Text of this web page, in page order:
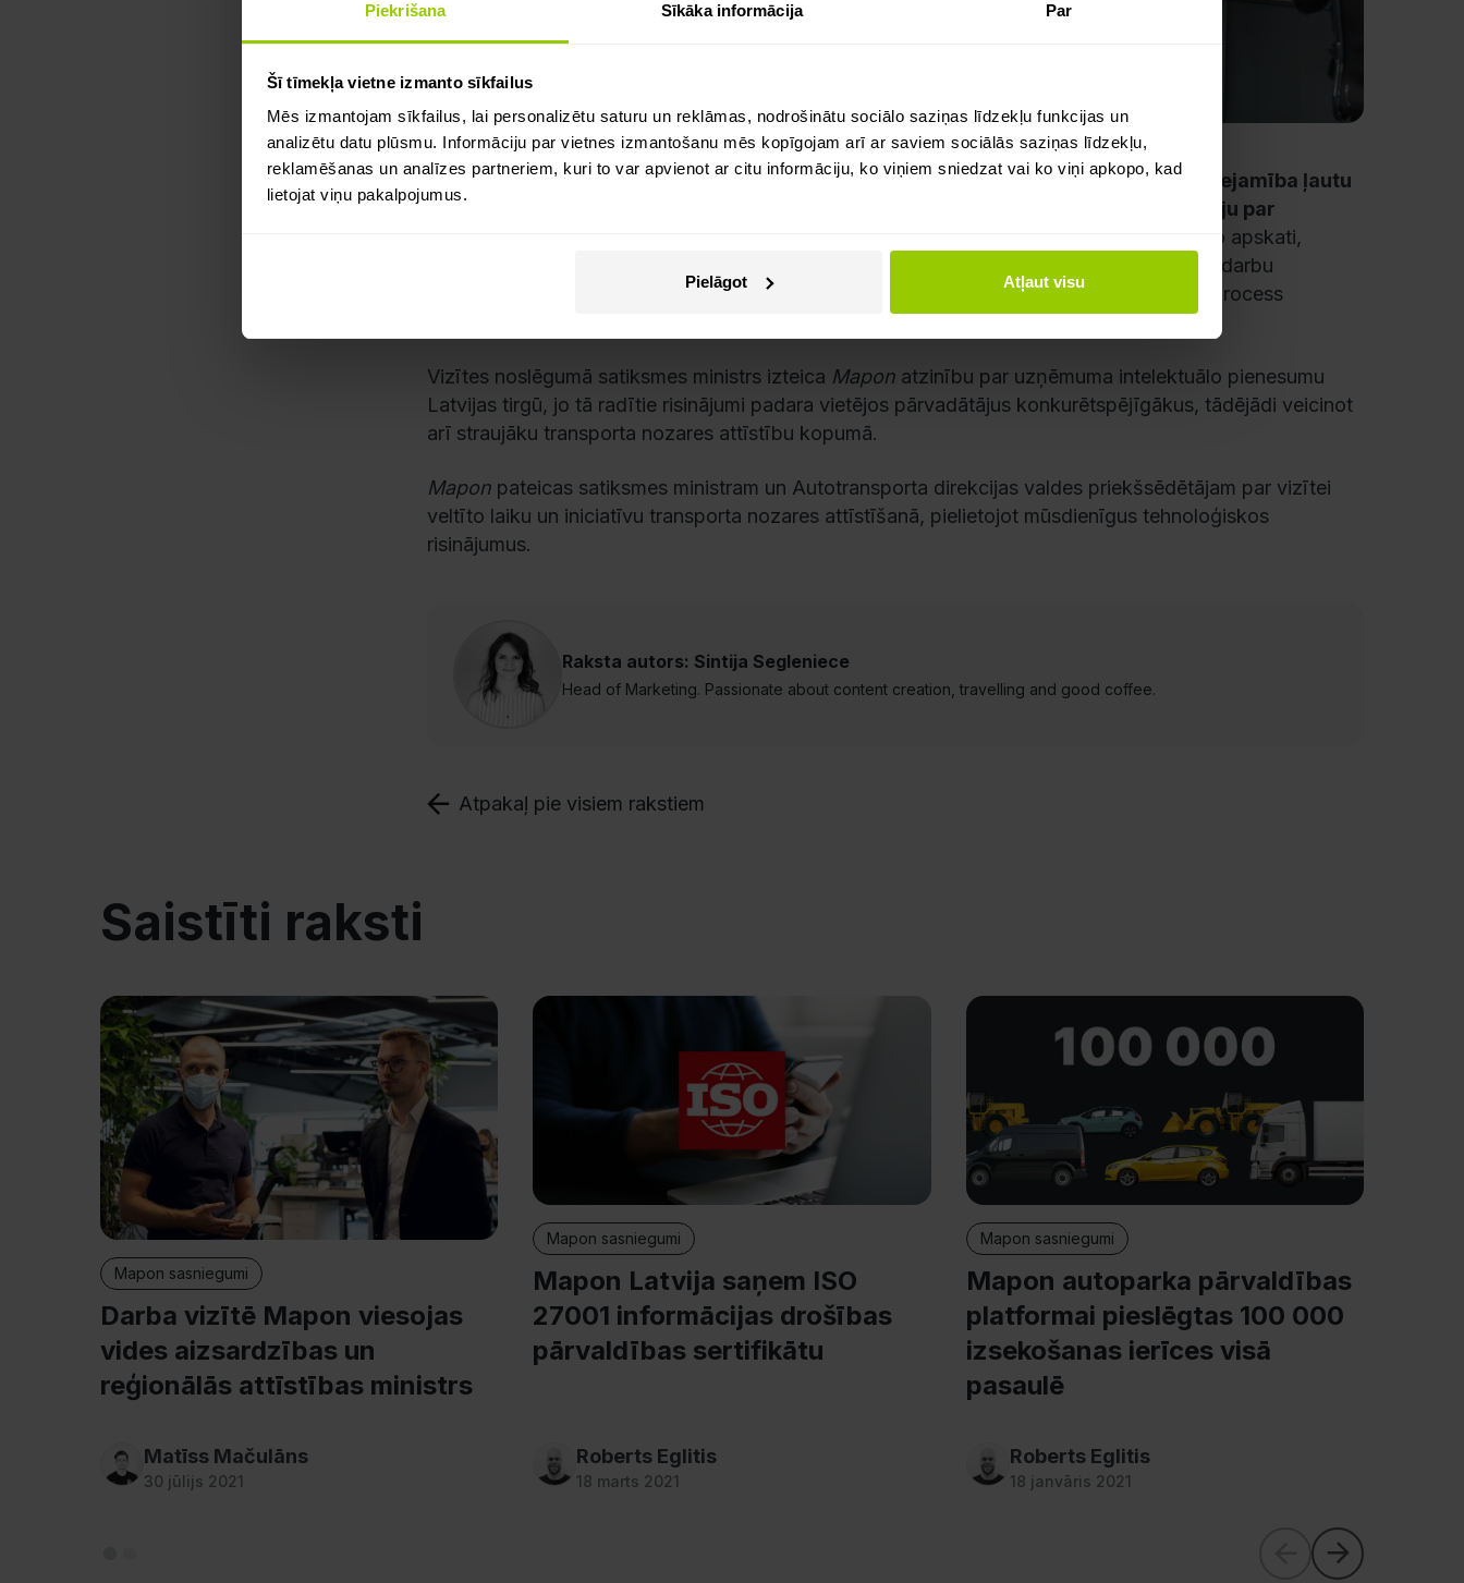
Piekrišana Sīkāka informācija Par
Šī tīmekļa vietne izmanto sīkfailus
Mēs izmantojam sīkfailus, lai personalizētu saturu un reklāmas, nodrošinātu sociālo saziņas līdzekļu funkcijas un
analizētu datu plūsmu. Informāciju par vietnes izmantošanu mēs kopīgojam arī ar saviem sociālās saziņas līdzekļu,
reklamēšanas un analīzes partneriem, kuri to var apvienot ar citu informāciju, ko viņiem sniedzat vai ko viņi apkopo, kad
lietojat viņu pakalpojumus.
Pielāgot Atļaut visu
Sarunas laikā tika diskutēts arī par nepieciešamību pēc atvērtiem datiem, kuru pieejamība ļautu
uzņēmējiem ikdienas darbā izmantot dažādu valsts iestāžu rīcībā esošo informāciju par
“Padarot publiski pieejamu informāciju par transportlīdzekļu tehnisko apskati,
rindām uz ārējās ES robežas, kā arī datus par sezonālajiem ceļu ierobežojumiem, remontdarbu
radītajiem satiksmes ierobežojumiem u.c., tiktu ievērojami atvieglots darbu plānošanas process
Vizītes noslēgumā satiksmes ministrs izteica Mapon atzinību par uzņēmuma intelektuālo pienesumu
Latvijas tirgū, jo tā radītie risinājumi padara vietējos pārvadātājus konkurētspējīgākus, tādējādi veicinot
arī straujāku transporta nozares attīstību kopumā.
Mapon pateicas satiksmes ministram un Autotransporta direkcijas valdes priekšsēdētājam par vizītei
veltīto laiku un iniciatīvu transporta nozares attīstīšanā, pielietojot mūsdienīgus tehnoloģiskos
risinājumus.
Raksta autors: Sintija Segleniece
Head of Marketing. Passionate about content creation, travelling and good coffee.
Atpakaļ pie visiem rakstiem
Saistīti raksti
Mapon sasniegumi
Darba vizītē Mapon viesojas
vides aizsardzības un
reģionālās attīstības ministrs
Matīss Mačulāns
30 jūlijs 2021
Mapon sasniegumi
Mapon Latvija saņem ISO
27001 informācijas drošības
pārvaldības sertifikātu
Roberts Eglitis
18 marts 2021
Mapon sasniegumi
Mapon autoparka pārvaldības
platformai pieslēgtas 100 000
izsekošanas ierīces visā
pasaulē
Roberts Eglitis
18 janvāris 2021